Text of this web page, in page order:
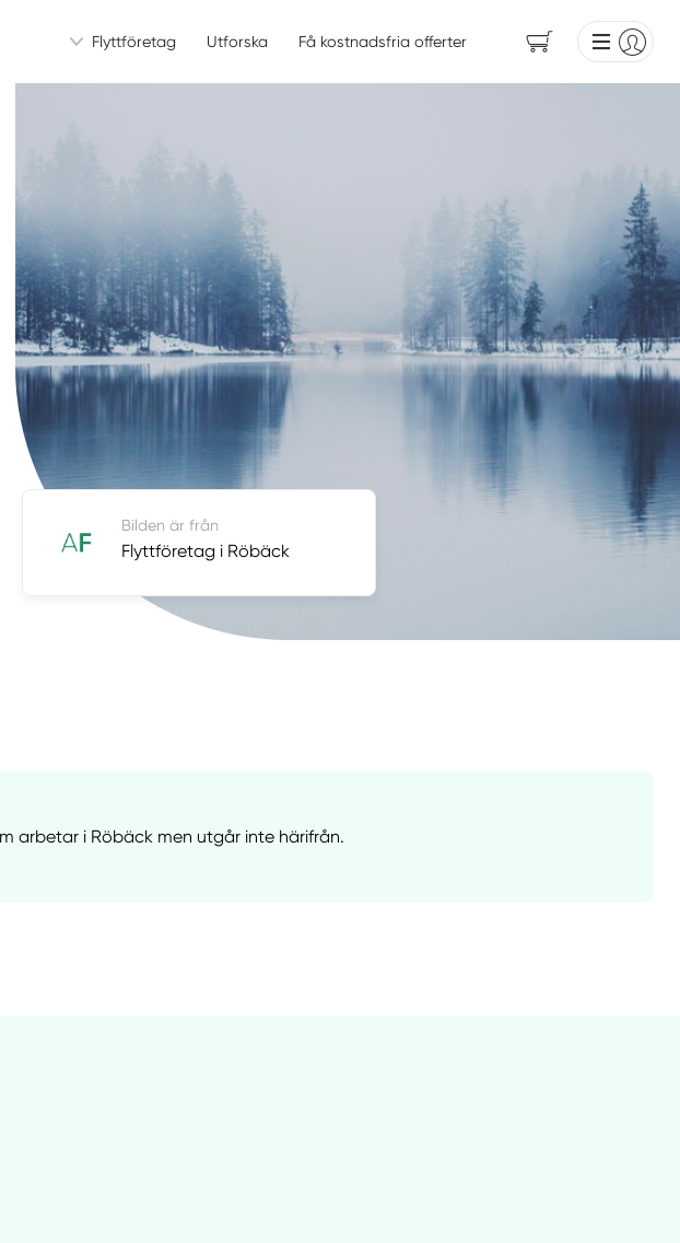
Flyttföretag Utforska Få kostnadsfria offerter
Bilden är från
Flyttföretag i Röbäck
arbetar i Röbäck men utgår inte härifrån.